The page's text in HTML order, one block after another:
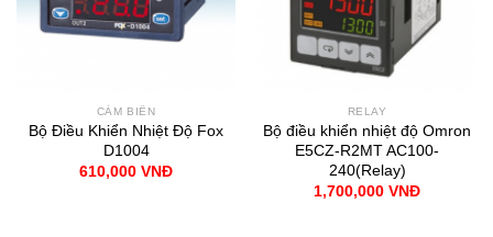
CẢM BIẾN
Bộ Điều Khiển Nhiệt Độ Fox
D1004
610,000 VNĐ
RELAY
Bộ điều khiển nhiệt độ Omron
E5CZ-R2MT AC100-
240(Relay)
1,700,000 VNĐ